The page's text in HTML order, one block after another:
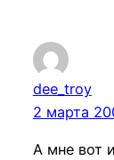
dee_troy
2 марта
А мне вот